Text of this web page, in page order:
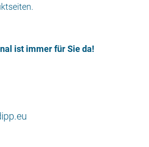
ist immer für Sie da!